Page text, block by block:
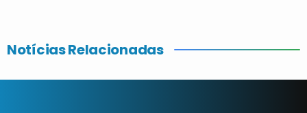
Notícias Relacionadas